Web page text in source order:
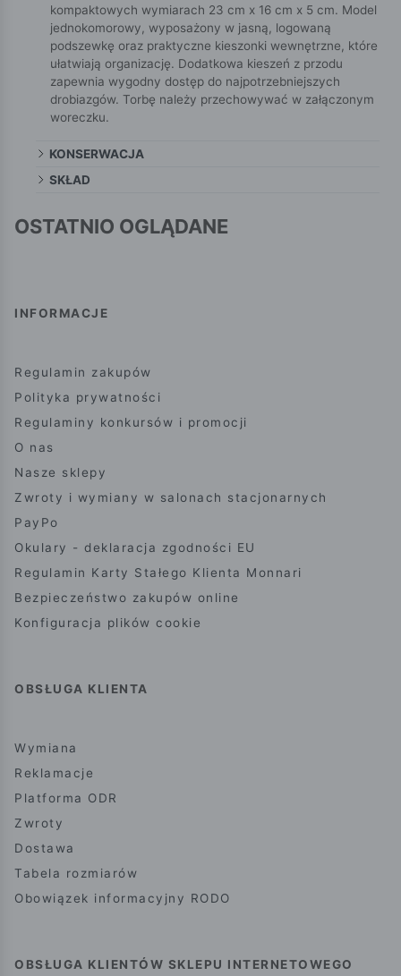
kompaktowych wymiarach 23 cm x 16 cm x 5 cm. Model
jednokomorowy, wyposażony w jasną, logowaną
podszewkę oraz praktyczne kieszonki wewnętrzne, które
ułatwiają organizację. Dodatkowa kieszeń z przodu
zapewnia wygodny dostęp do najpotrzebniejszych
drobiazgów. Torbę należy przechowywać w załączonym
woreczku.
KONSERWACJA
SKŁAD
OSTATNIO OGLĄDANE
INFORMACJE
Regulamin zakupów
Polityka prywatności
Regulaminy konkursów i promocji
O nas
Nasze sklepy
Zwroty i wymiany w salonach stacjonarnych
PayPo
Okulary - deklaracja zgodności EU
Regulamin Karty Stałego Klienta Monnari
Bezpieczeństwo zakupów online
Konfiguracja plików cookie
OBSŁUGA KLIENTA
Wymiana
Reklamacje
Platforma ODR
Zwroty
Dostawa
Tabela rozmiarów
Obowiązek informacyjny RODO
OBSŁUGA KLIENTÓW SKLEPU INTERNETOWEGO